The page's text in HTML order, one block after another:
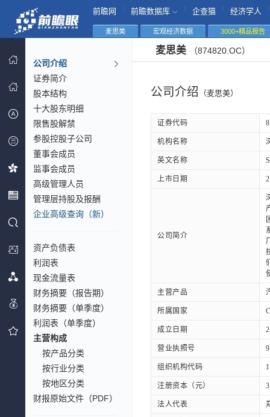
前瞻网 前瞻数据库 企查猫 经济学人
麦思美 宏观经济数据 3000+精品报告
公司介绍
证券简介
股本结构
十大股东明细
限售股解禁
参股控股子公司
董事会成员
监事会成员
高级管理人员
管理层持股及报酬
企业高级查询（新）
资产负债表
利润表
现金流量表
财务摘要（报告期）
财务摘要（单季度）
利润表（单季度）
主营构成
按产品分类
按行业分类
按地区分类
财报原始文件（PDF）
麦思美 （874820.OC）
公司介绍 （麦思美）
证券代码
机构名称
英文名称
上市日期
公司简介
主营产品
所属国家
成立日期
营业执照号
组织机构代码
注册资本（元）
法人代表